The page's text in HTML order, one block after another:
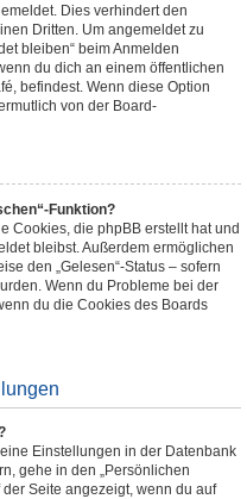
Dies verhindert den
Dritten. Um angemeldet zu
bleiben“ beim Anmelden
du dich an einem öffentlichen
befindest. Wenn diese Option
von der Board-
Funktion?
Cookies, die phpBB erstellt hat und
bleibst. Außerdem ermöglichen
den „Gelesen“-Status – sofern
Wenn du Probleme bei der
du die Cookies des Boards
Einstellungen in der Datenbank
gehe in den „Persönlichen
Seite angezeigt, wenn du auf